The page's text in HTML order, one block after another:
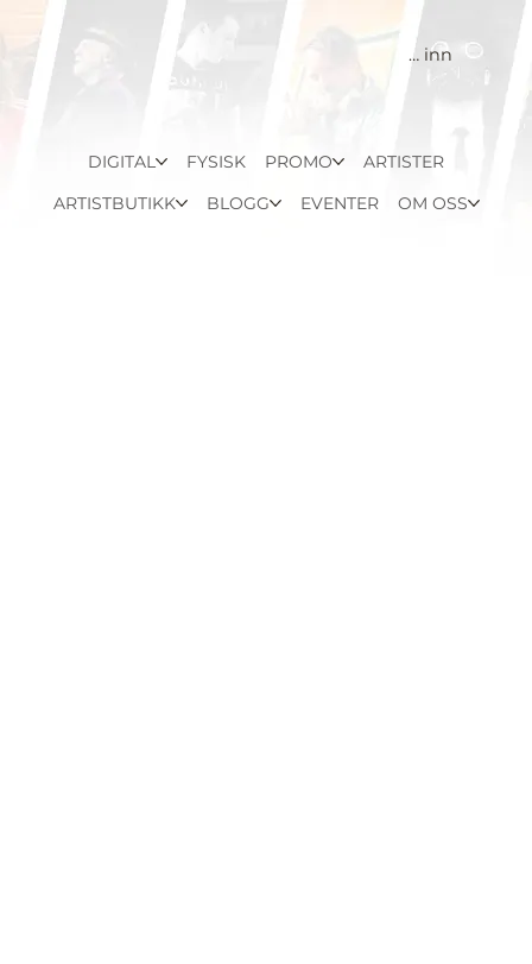
Logg inn
DIGITAL FYSISK PROMO
ARTISTER
ARTISTBUTIKK
BLOGG EVENTER OM OSS